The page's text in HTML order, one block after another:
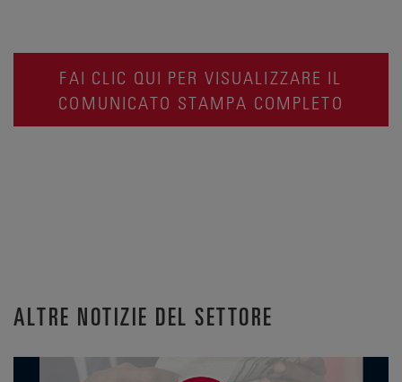
FAI CLIC QUI PER VISUALIZZARE IL
COMUNICATO STAMPA COMPLETO
ALTRE NOTIZIE DEL SETTORE